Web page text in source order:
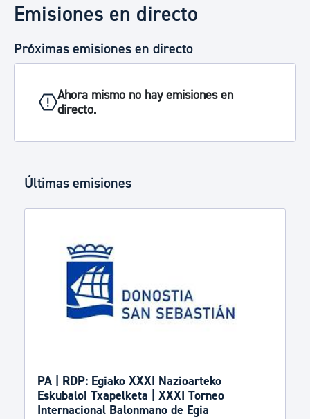
Emisiones en directo
Próximas emisiones en directo
Ahora mismo no hay emisiones en
directo.
Últimas emisiones
PA | RDP: Egiako XXXI Nazioarteko
Eskubaloi Txapelketa | XXXI Torneo
Internacional Balonmano de Egia